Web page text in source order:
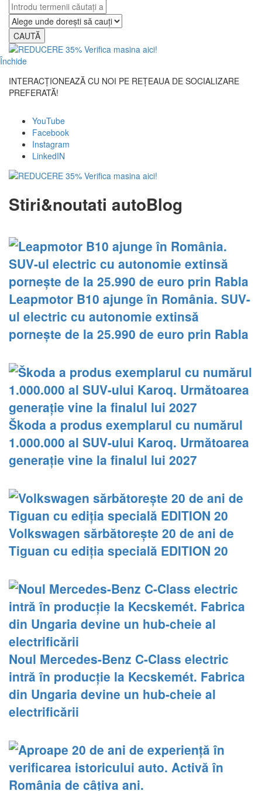
CAUTĂ
Închide
INTERACȚIONEAZĂ CU NOI PE REȚEAUA DE SOCIALIZARE
PREFERATĂ!
YouTube
Facebook
Instagram
LinkedIN
Stiri&noutati autoBlog
Leapmotor B10 ajunge în România. SUV-
ul electric cu autonomie extinsă
pornește de la 25.990 de euro prin Rabla
Škoda a produs exemplarul cu numărul
1.000.000 al SUV-ului Karoq. Următoarea
generație vine la finalul lui 2027
Volkswagen sărbătorește 20 de ani de
Tiguan cu ediția specială EDITION 20
Noul Mercedes-Benz C-Class electric
intră în producție la Kecskemét. Fabrica
din Ungaria devine un hub-cheie al
electrificării